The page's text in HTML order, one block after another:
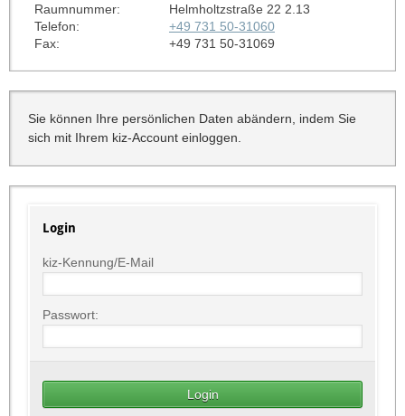
Raumnummer:
Helmholtzstraße 22 2.13
Telefon:
+49 731 50-31060
Fax:
+49 731 50-31069
Sie können Ihre persönlichen Daten abändern, indem Sie
sich mit Ihrem kiz-Account einloggen.
Login
kiz-Kennung/E-Mail
Passwort: